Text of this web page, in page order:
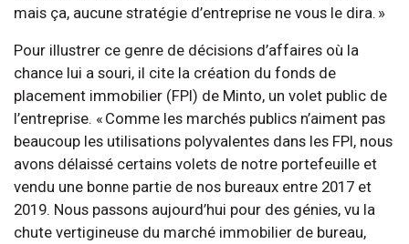
mais ça, aucune stratégie d’entreprise ne vous le dira. »
Pour illustrer ce genre de décisions d’affaires où la
chance lui a souri, il cite la création du fonds de
placement immobilier (FPI) de Minto, un volet public de
l’entreprise. « Comme les marchés publics n’aiment pas
beaucoup les utilisations polyvalentes dans les FPI, nous
avons délaissé certains volets de notre portefeuille et
vendu une bonne partie de nos bureaux entre 2017 et
2019. Nous passons aujourd’hui pour des génies, vu la
chute vertigineuse du marché immobilier de bureau,